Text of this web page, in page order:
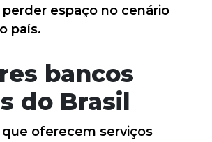
espaço no cenário
país.
bancos
do Brasil
que oferecem serviços